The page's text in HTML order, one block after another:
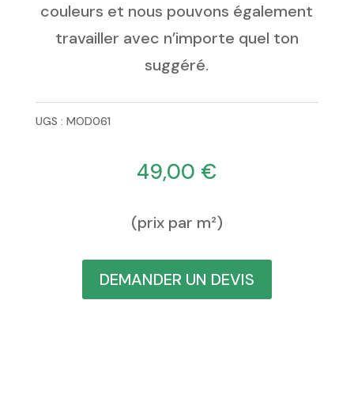
couleurs et nous pouvons également
travailler avec n’importe quel ton
suggéré.
UGS : MOD061
49,00 €
(prix par m²)
DEMANDER UN DEVIS